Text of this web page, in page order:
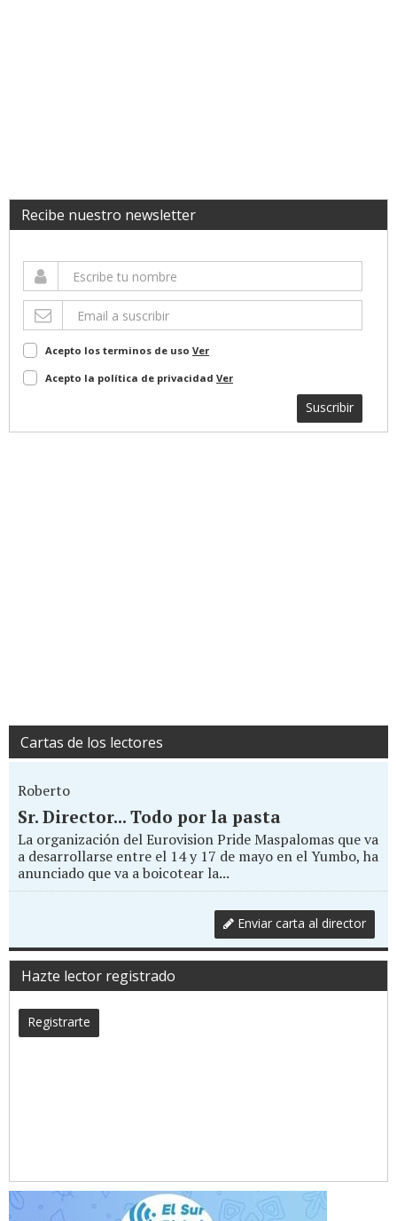
Recibe nuestro newsletter
Acepto los terminos de uso Ver
Acepto la política de privacidad Ver
Suscribir
Cartas de los lectores
Roberto
Sr. Director... Todo por la pasta
La organización del Eurovision Pride Maspalomas que va
a desarrollarse entre el 14 y 17 de mayo en el Yumbo, ha
anunciado que va a boicotear la...
Enviar carta al director
Hazte lector registrado
Registrarte